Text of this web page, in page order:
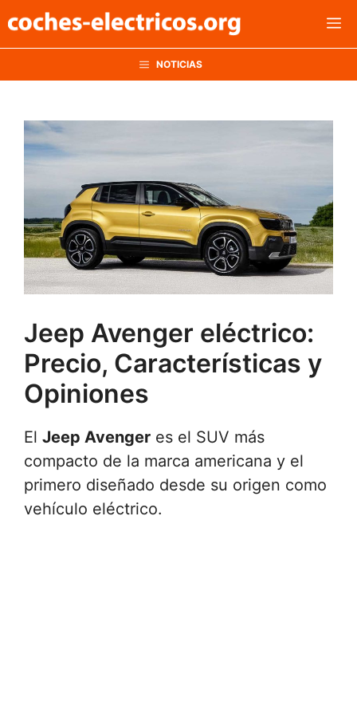
al
NOTICIAS
Jeep Avenger eléctrico:
Precio, Características y
Opiniones
El Jeep Avenger es el SUV más
compacto de la marca americana y el
primero diseñado desde su origen como
vehículo eléctrico.